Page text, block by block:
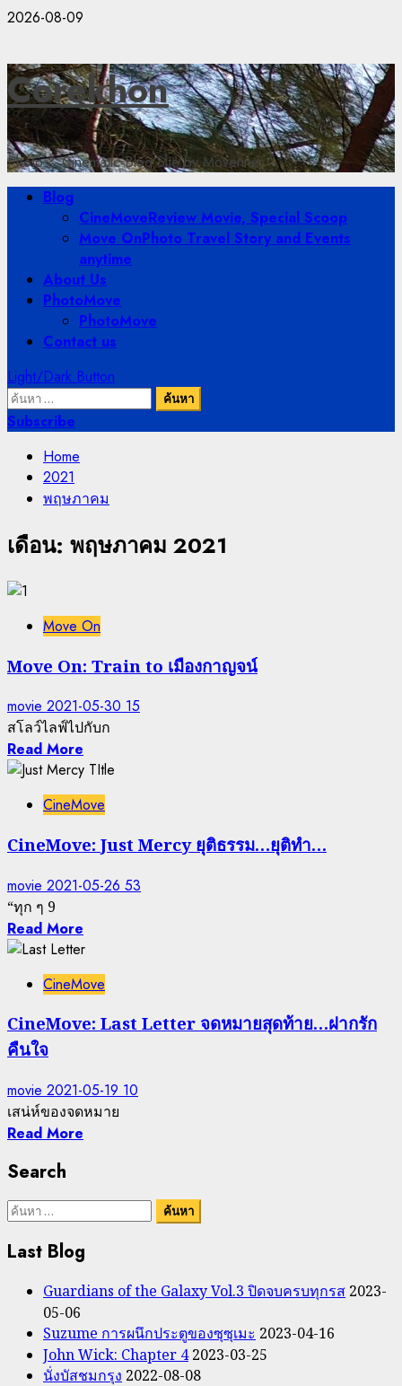
Skip
2026-08-09
Corekhon
Photo & Cinematic Blog Site by Moverine
PrimaryBlog
CineMoveReview Movie, Special Scoop
Move OnPhoto Travel Story and Events
anytime
About Us
PhotoMove
PhotoMove
Contact us
Light/Dark Button
ค้นหา
สำหรับ:
Subscribe
Home
2021
พฤษภาคม
เดือน: พฤษภาคม 2021
Move On
Move On: Train to เมืองกาญจน์
movie 2021-05-30 15
สโลว์ไลฟ์ไปกับก
Read More
CineMove
CineMove: Just Mercy ยุติธรรม…ยุติทำ…
movie 2021-05-26 53
“ทุก ๆ 9
Read More
CineMove
CineMove: Last Letter จดหมายสุดท้าย…ฝากรัก
คืนใจ
movie 2021-05-19 10
เสน่ห์ของจดหมาย
Read More
Search
ค้นหา
Last Blog
Guardians of the Galaxy Vol.3 ปิดจบครบทุกรส 2023-
05-06
Suzume การผนึกประตูของซุซุเมะ 2023-04-16
John Wick: Chapter 4 2023-03-25
นั่งบัสชมกรุง 2022-08-08